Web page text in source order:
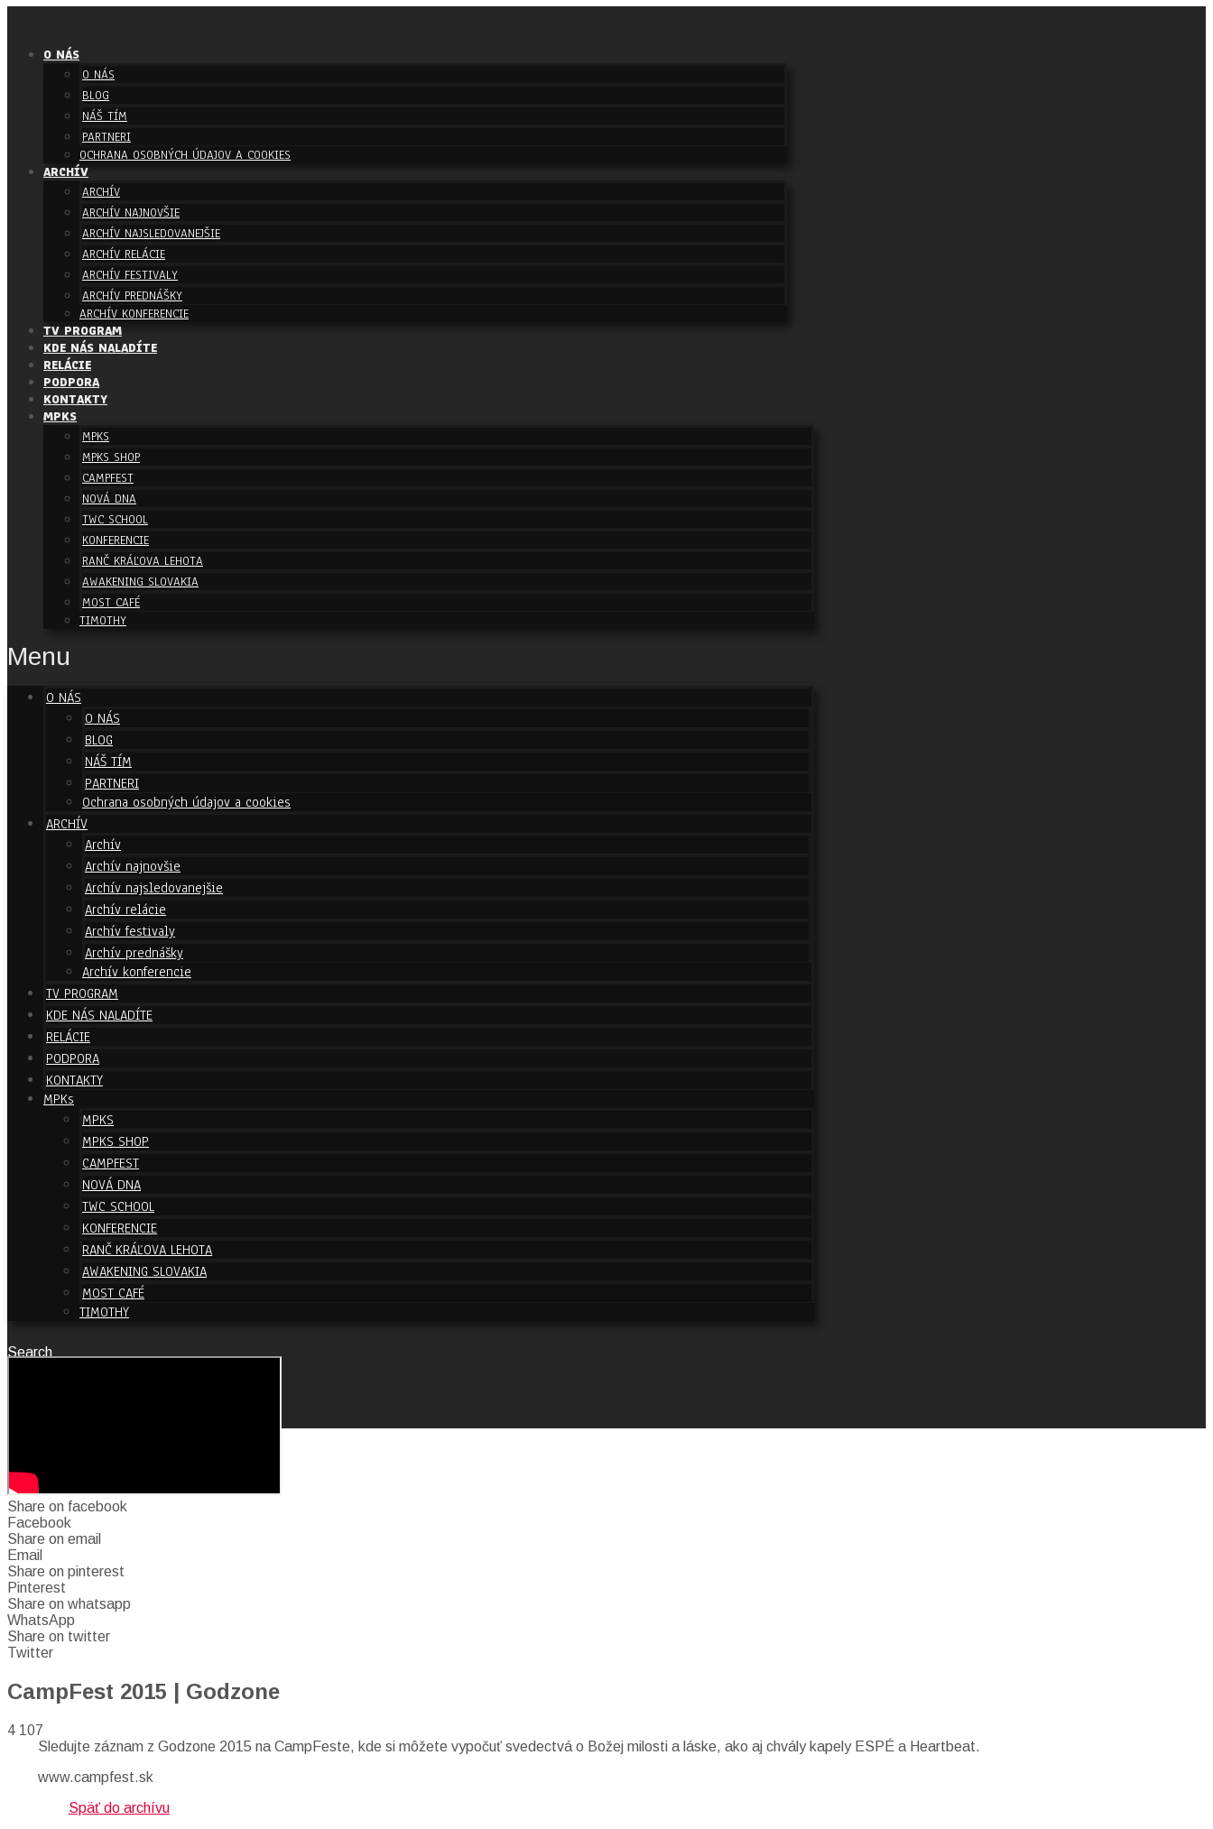
O NÁS
O NÁS
BLOG
NÁŠ TÍM
PARTNERI
OCHRANA OSOBNÝCH ÚDAJOV A COOKIES
ARCHÍV
ARCHÍV
ARCHÍV NAJNOVŠIE
ARCHÍV NAJSLEDOVANEJŠIE
ARCHÍV RELÁCIE
ARCHÍV FESTIVALY
ARCHÍV PREDNÁŠKY
ARCHÍV KONFERENCIE
TV PROGRAM
KDE NÁS NALADÍTE
RELÁCIE
PODPORA
KONTAKTY
MPKS
MPKS
MPKS SHOP
CAMPFEST
NOVÁ DNA
TWC SCHOOL
KONFERENCIE
RANČ KRÁĽOVA LEHOTA
AWAKENING SLOVAKIA
MOST CAFÉ
TIMOTHY
Menu
O NÁS
O NÁS
BLOG
NÁŠ TÍM
PARTNERI
Ochrana osobných údajov a cookies
ARCHÍV
Archív
Archív najnovšie
Archív najsledovanejšie
Archív relácie
Archív festivaly
Archív prednášky
Archív konferencie
TV PROGRAM
KDE NÁS NALADÍTE
RELÁCIE
PODPORA
KONTAKTY
MPKs
MPKS
MPKS SHOP
CAMPFEST
NOVÁ DNA
TWC SCHOOL
KONFERENCIE
RANČ KRÁĽOVA LEHOTA
AWAKENING SLOVAKIA
MOST CAFÉ
TIMOTHY
Search
Share on facebook
Facebook
Share on email
Email
Share on pinterest
Pinterest
Share on whatsapp
WhatsApp
Share on twitter
Twitter
CampFest 2015 | Godzone
4 107
Sledujte záznam z Godzone 2015 na CampFeste, kde si môžete vypočuť svedectvá o Božej milosti a láske, ako aj chvály kapely ESPÉ a Heartbeat.
www.campfest.sk
Späť do archívu